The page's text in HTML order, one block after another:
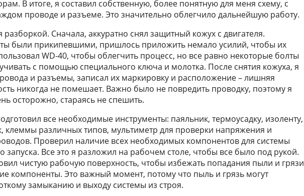
В итоге, я составил собственную, более понятную для меня схему, с
проводе и разъеме. Это значительно облегчило дальнейшую работу.
разборкой. Сначала, аккуратно снял защитный кожух с двигателя.
были прикипевшими, пришлось приложить немало усилий, чтобы их
WD-40, чтобы облегчить процесс, но все равно некоторые болты
с помощью специального ключа и молотка. После снятия кожуха, я
и разъемы, записал их маркировку и расположение – лишняя
никогда не помешает. Важно было не повредить проводку, поэтому я
осторожно, стараясь не спешить.
все необходимые инструменты: паяльник, термоусадку, изоленту,
клеммы различных типов, мультиметр для проверки напряжения и
Проверил наличие всех необходимых компонентов для системы
запуска. Все это я разложил на рабочем столе, чтобы все было под рукой.
чистую рабочую поверхность, чтобы избежать попадания пыли и грязи
компоненты. Это важный момент, потому что пыль и грязь могут
замыканию и выходу системы из строя.